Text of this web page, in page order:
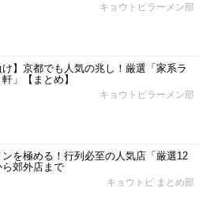
キョウトピラーメン部
け】京都でも人気の兆し！厳選「家系ラ
」【まとめ】
キョウトピラーメン部
を極める！行列必至の人気店「厳選12
ら郊外店まで
キョウトピ まとめ部